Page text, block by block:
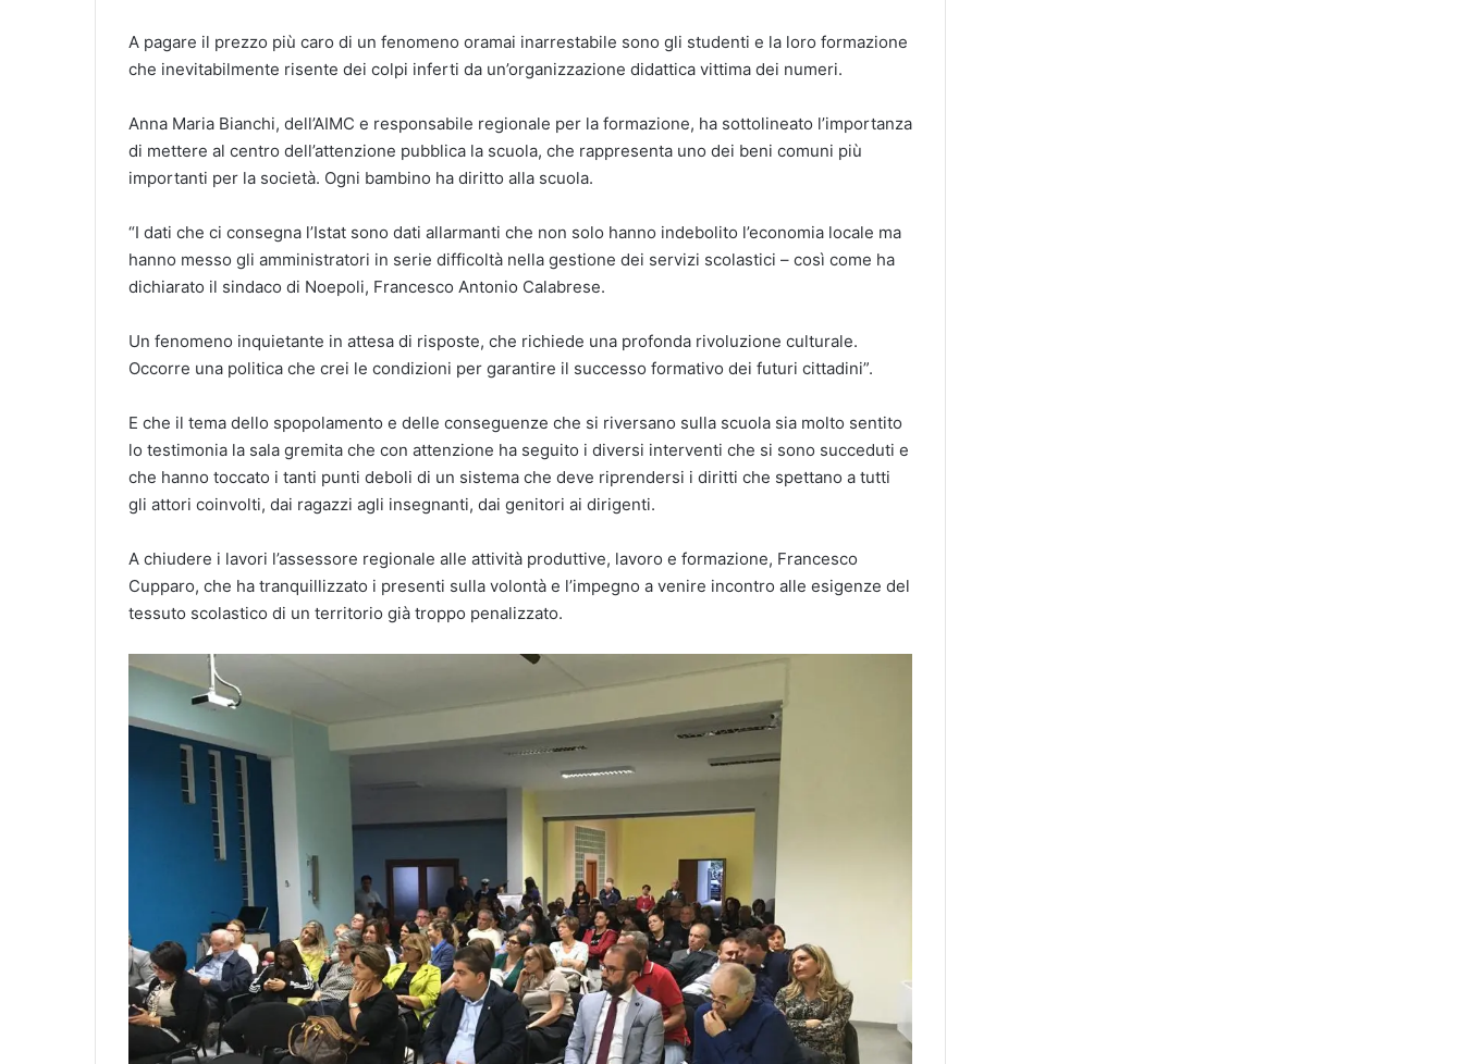
A pagare il prezzo più caro di un fenomeno oramai inarrestabile sono gli studenti e la loro formazione
che inevitabilmente risente dei colpi inferti da un’organizzazione didattica vittima dei numeri.
Anna Maria Bianchi, dell’AIMC e responsabile regionale per la formazione, ha sottolineato l’importanza
di mettere al centro dell’attenzione pubblica la scuola, che rappresenta uno dei beni comuni più
importanti per la società. Ogni bambino ha diritto alla scuola.
“I dati che ci consegna l’Istat sono dati allarmanti che non solo hanno indebolito l’economia locale ma
hanno messo gli amministratori in serie difficoltà nella gestione dei servizi scolastici – così come ha
dichiarato il sindaco di Noepoli, Francesco Antonio Calabrese.
Un fenomeno inquietante in attesa di risposte, che richiede una profonda rivoluzione culturale.
Occorre una politica che crei le condizioni per garantire il successo formativo dei futuri cittadini”.
E che il tema dello spopolamento e delle conseguenze che si riversano sulla scuola sia molto sentito
lo testimonia la sala gremita che con attenzione ha seguito i diversi interventi che si sono succeduti e
che hanno toccato i tanti punti deboli di un sistema che deve riprendersi i diritti che spettano a tutti
gli attori coinvolti, dai ragazzi agli insegnanti, dai genitori ai dirigenti.
A chiudere i lavori l’assessore regionale alle attività produttive, lavoro e formazione, Francesco
Cupparo, che ha tranquillizzato i presenti sulla volontà e l’impegno a venire incontro alle esigenze del
tessuto scolastico di un territorio già troppo penalizzato.